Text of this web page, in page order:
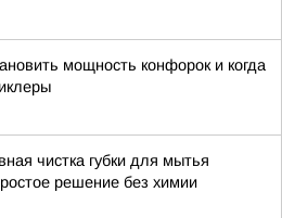
мощность конфорок и когда
чистка губки для мытья
решение без химии